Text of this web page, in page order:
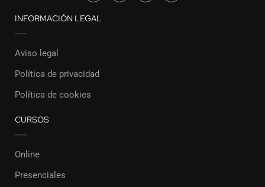
INFORMACIÓN LEGAL
Aviso legal
Política de privacidad
Política de cookies
CURSOS
Online
Presenciales